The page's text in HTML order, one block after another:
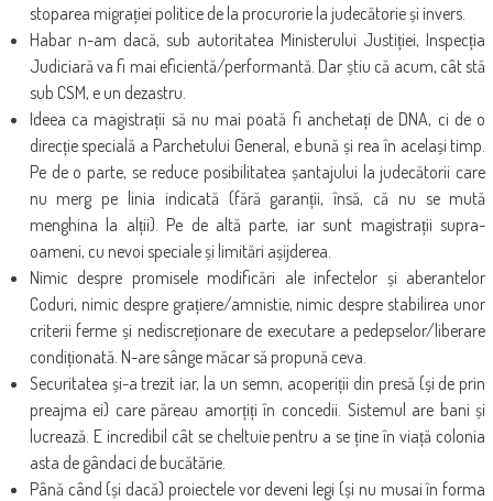
stoparea migrației politice de la procurorie la judecătorie și invers.
Habar n-am dacă, sub autoritatea Ministerului Justiției, Inspecția
Judiciară va fi mai eficientă/performantă. Dar știu că acum, cât stă
sub CSM, e un dezastru.
Ideea ca magistrații să nu mai poată fi anchetați de DNA, ci de o
direcție specială a Parchetului General, e bună și rea în același timp.
Pe de o parte, se reduce posibilitatea șantajului la judecătorii care
nu merg pe linia indicată (fără garanții, însă, că nu se mută
menghina la alții). Pe de altă parte, iar sunt magistrații supra-
oameni, cu nevoi speciale și limitări așijderea.
Nimic despre promisele modificări ale infectelor și aberantelor
Coduri, nimic despre grațiere/amnistie, nimic despre stabilirea unor
criterii ferme și nediscreționare de executare a pedepselor/liberare
condiționată. N-are sânge măcar să propună ceva.
Securitatea și-a trezit iar, la un semn, acoperiții din presă (și de prin
preajma ei) care păreau amorțiți în concedii. Sistemul are bani și
lucrează. E incredibil cât se cheltuie pentru a se ține în viață colonia
asta de gândaci de bucătărie.
Până când (și dacă) proiectele vor deveni legi (și nu musai în forma